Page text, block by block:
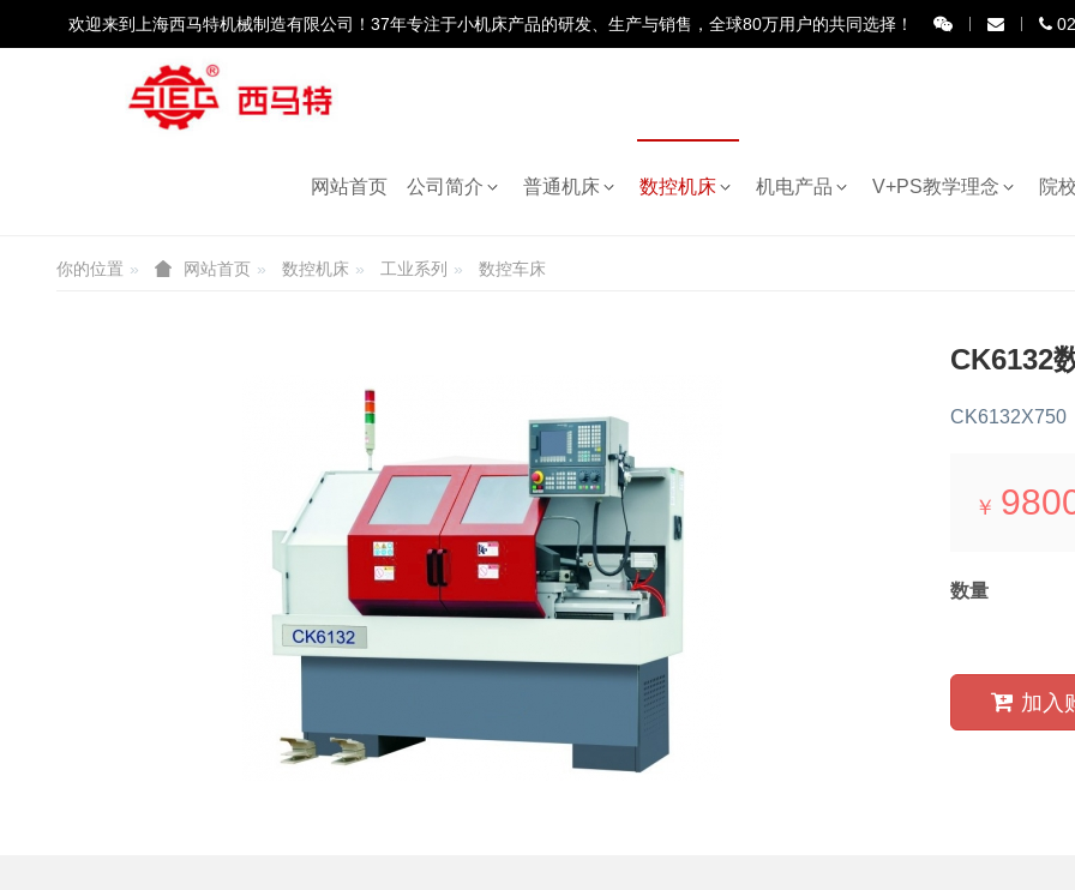
欢迎来到上海西马特机械制造有限公司！37年专注于小机床产品的研发、生产与销售，全球80万用户的共同选择！
网站首页 公司简介 普通机床 数控机床 机电产品 V+PS教学理念 院
工业系列 数控车床
你的位置 网站首页 数控机床 工业系列 数控车床
CK6132
CK6132X750
￥
数量
加入